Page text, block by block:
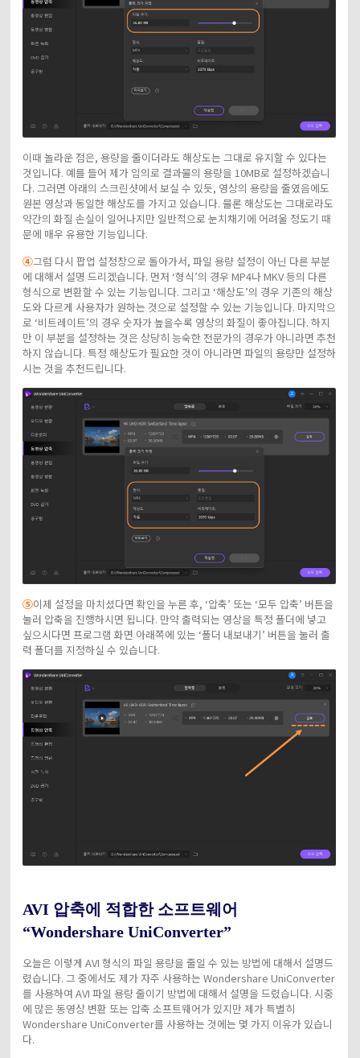
이때 놀라운 점은, 용량을 줄이더라도 해상도는 그대로 유지할 수 있다는
것입니다. 예를 들어 제가 임의로 결과물의 용량을 10MB로 설정하겠습니
다. 그러면 아래의 스크린샷에서 보실 수 있듯, 영상의 용량을 줄였음에도
원본 영상과 동일한 해상도를 가지고 있습니다. 물론 해상도는 그대로라도
약간의 화질 손실이 일어나지만 일반적으로 눈치채기에 어려울 정도기 때
문에 매우 유용한 기능입니다.
④그럼 다시 팝업 설정창으로 돌아가서, 파일 용량 설정이 아닌 다른 부분
에 대해서 설명 드리겠습니다. 먼저 ‘형식’의 경우 MP4나 MKV 등의 다른
형식으로 변환할 수 있는 기능입니다. 그리고 ‘해상도’의 경우 기존의 해상
도와 다르게 사용자가 원하는 것으로 설정할 수 있는 기능입니다. 마지막으
로 ‘비트레이트’의 경우 숫자가 높을수록 영상의 화질이 좋아집니다. 하지
만 이 부분을 설정하는 것은 상당히 능숙한 전문가의 경우가 아니라면 추천
하지 않습니다. 특정 해상도가 필요한 것이 아니라면 파일의 용량만 설정하
시는 것을 추천드립니다.
⑤이제 설정을 마치셨다면 확인을 누른 후, ‘압축’ 또는 ‘모두 압축’ 버튼을
눌러 압축을 진행하시면 됩니다. 만약 출력되는 영상을 특정 폴더에 넣고
싶으시다면 프로그램 화면 아래쪽에 있는 ‘폴더 내보내기’ 버튼을 눌러 출
력 폴더를 지정하실 수 있습니다.
AVI 압축에 적합한 소프트웨어
“Wondershare UniConverter”
오늘은 이렇게 AVI 형식의 파일 용량을 줄일 수 있는 방법에 대해서 설명드
렸습니다. 그 중에서도 제가 자주 사용하는 Wondershare UniConverter
를 사용하여 AVI 파일 용량 줄이기 방법에 대해서 설명을 드렸습니다. 시중
에 많은 동영상 변환 또는 압축 소프트웨어가 있지만 제가 특별히
Wondershare UniConverter를 사용하는 것에는 몇 가지 이유가 있습니
다.